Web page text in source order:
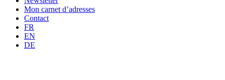
Mon carnet d’adresses
Contact
FR
EN
DE